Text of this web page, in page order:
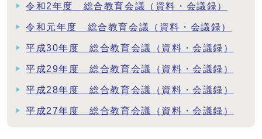
令和2年度 総合教育会議（資料・会議録）
令和元年度 総合教育会議（資料・会議録）
平成30年度 総合教育会議（資料・会議録）
平成29年度 総合教育会議（資料・会議録）
平成28年度 総合教育会議（資料・会議録）
平成27年度 総合教育会議（資料・会議録）